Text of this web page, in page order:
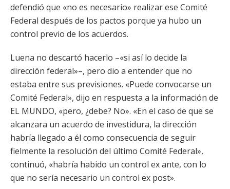
defendió que «no es necesario» realizar ese Comité
Federal después de los pactos porque ya hubo un
control previo de los acuerdos.
Luena no descartó hacerlo –«si así lo decide la
dirección federal»–, pero dio a entender que no
estaba entre sus previsiones. «Puede convocarse un
Comité Federal», dijo en respuesta a la información de
EL MUNDO, «pero, ¿debe? No». «En el caso de que se
alcanzara un acuerdo de investidura, la dirección
habría llegado a él como consecuencia de seguir
fielmente la resolución del último Comité Federal»,
continuó, «habría habido un control ex ante, con lo
que no sería necesario un control ex post».